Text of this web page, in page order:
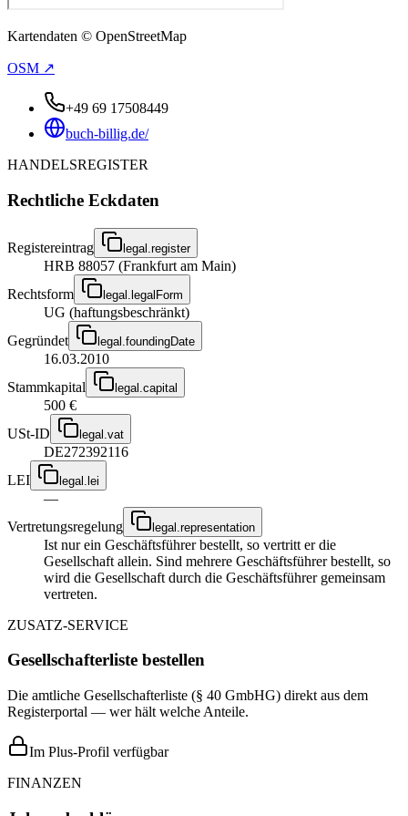
Kartendaten © OpenStreetMap
OSM ↗
+49 69 17508449
buch-billig.de/
HANDELSREGISTER
Rechtliche Eckdaten
Registereintrag legal.register
HRB 88057 (Frankfurt am Main)
Rechtsform
legal.legalForm
UG (haftungsbeschränkt)
Gegründet
legal.foundingDate
16.03.2010
Stammkapital
legal.capital
500 €
USt-ID
legal.vat
DE272392116
LEI
legal.lei
—
Vertretungsregelung
legal.representation
Ist nur ein Geschäftsführer bestellt, so vertritt er die
Gesellschaft allein. Sind mehrere Geschäftsführer bestellt, so
wird die Gesellschaft durch die Geschäftsführer gemeinsam
vertreten.
ZUSATZ-SERVICE
Gesellschafterliste bestellen
Die amtliche Gesellschafterliste (§ 40 GmbHG) direkt aus dem
Registerportal — wer hält welche Anteile.
Im Plus-Profil verfügbar
FINANZEN